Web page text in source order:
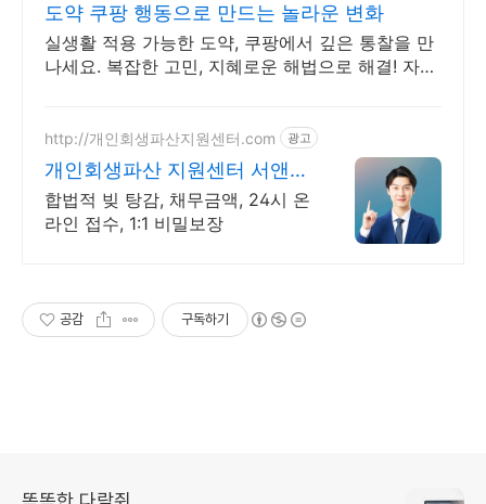
도약 쿠팡 행동으로 만드는 놀라운 변화
실생활 적용 가능한 도약, 쿠팡에서 깊은 통찰을 만
나세요. 복잡한 고민, 지혜로운 해법으로 해결! 자기
http://개인회생파산지원센터.com 광고
개인회생파산 지원센터 서앤율
빚탕감 모든 채무 해결
합법적 빚 탕감, 채무금액, 24시 온
라인 접수, 1:1 비밀보장
공감 구독하기